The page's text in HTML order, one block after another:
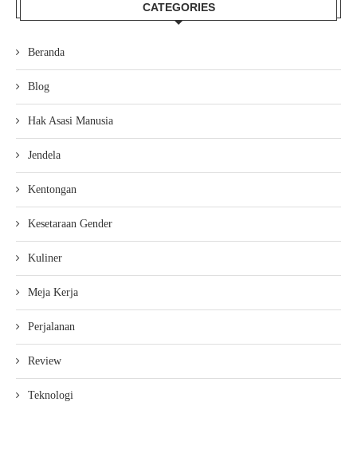
CATEGORIES
Beranda
Blog
Hak Asasi Manusia
Jendela
Kentongan
Kesetaraan Gender
Kuliner
Meja Kerja
Perjalanan
Review
Teknologi